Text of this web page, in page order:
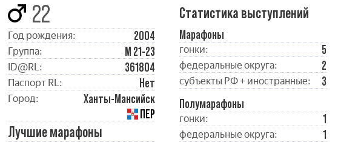
22
Год рождения: 2004
Группа: М 21-23
ID@RL: 361804
Паспорт RL: Нет
Город:
Ханты-Мансийск
ПЕР
Лучшие марафоны
Статистика выступлений
Марафоны
гонки: 5
федеральные округа: 2
субъекты РФ + иностранные:
3
Полумарафоны
гонки: 1
федеральные округа: 1